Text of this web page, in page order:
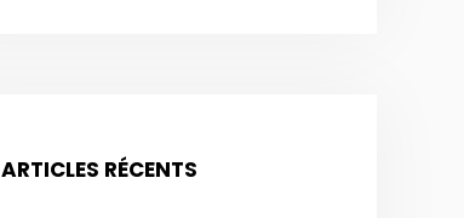
ARTICLES RÉCENTS